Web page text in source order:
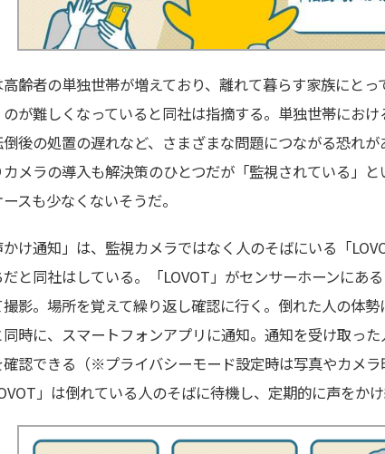
齢者の単独世帯が増えており、離れて暮らす家族にとっ
が難しくなっていると同社は指摘する。単独世帯にお
後の処置の遅れなど、さまざまな問題につながる恐れ
カメラの導入も解決策のひとつだが「監視されている」
スも少なくないそうだ。
かけ通知」は、監視カメラではなく人のそばにいる「
だと同社はしている。「LOVOT」がセンサーホーンにあ
影。場所を覚えて繰り返し確認に行く。倒れた人の体
時に、スマートフォンアプリに通知。通知を受け取っ
認できる（※プライバシーモード設定時は写真やカメラ
」は倒れている人のそばに待機し、定期的に声をかけ